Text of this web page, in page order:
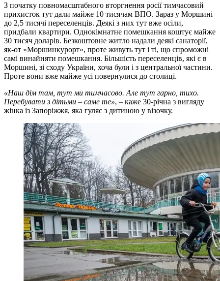
З початку повномасштабного вторгнення росії тимчасовий
прихисток тут дали майже 10 тисячам ВПО. Зараз у Моршині
до 2,5 тисячі переселенців. Деякі з них тут вже осіли,
придбали квартири. Однокімнатне помешкання коштує майже
30 тисяч доларів. Безкоштовне житло надали деякі санаторії,
як-от «Моршинкурорт», проте живуть тут і ті, що спроможні
самі винайняти помешкання. Більшість переселенців, які є в
Моршині, зі сходу України, хоча були і з центральної частини.
Проте вони вже майже усі повернулися до столиці.
«Наш дім там, тут ми тимчасово. Але тут гарно, тихо.
Перебувати з дітьми – саме те», – каже 30-річна з вигляду
жінка із Запоріжжя, яка гуляє з дитиною у візочку.